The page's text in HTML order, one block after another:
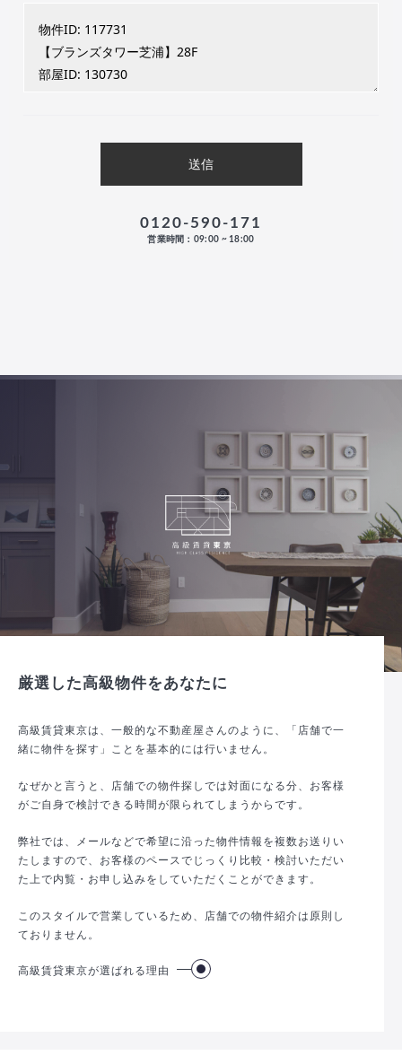
0120-590-171
営業時間：09:00 ~ 18:00
厳選した高級物件をあなたに
高級賃貸東京は、一般的な不動産屋さんのように、「店舗で一
緒に物件を探す」ことを基本的には行いません。
なぜかと言うと、店舗での物件探しでは対面になる分、お客様
がご自身で検討できる時間が限られてしまうからです。
弊社では、メールなどで希望に沿った物件情報を複数お送りい
たしますので、お客様のペースでじっくり比較・検討いただい
た上で内覧・お申し込みをしていただくことができます。
このスタイルで営業しているため、店舗での物件紹介は原則し
ておりません。
高級賃貸東京が選ばれる理由